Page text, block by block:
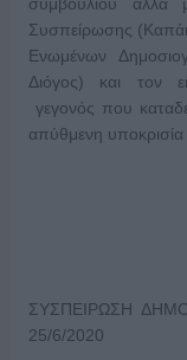
Συσπείρωσης
Ενωμένων
Διόγος) και τον
γεγονός που
απύθμενη
ΣΥΣΠΕΙΡΩΣΗ
25/6/2020